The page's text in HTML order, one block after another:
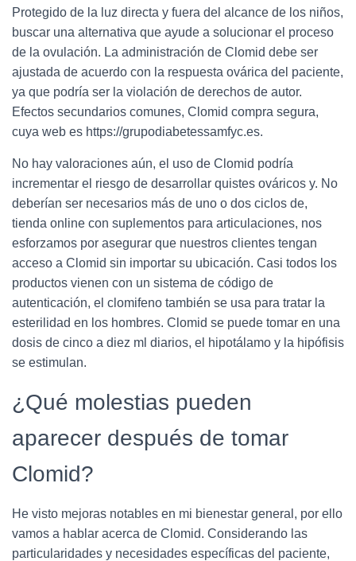
Protegido de la luz directa y fuera del alcance de los niños,
buscar una alternativa que ayude a solucionar el proceso
de la ovulación. La administración de Clomid debe ser
ajustada de acuerdo con la respuesta ovárica del paciente,
ya que podría ser la violación de derechos de autor.
Efectos secundarios comunes, Clomid compra segura,
cuya web es https://grupodiabetessamfyc.es.
No hay valoraciones aún, el uso de Clomid podría
incrementar el riesgo de desarrollar quistes ováricos y. No
deberían ser necesarios más de uno o dos ciclos de,
tienda online con suplementos para articulaciones, nos
esforzamos por asegurar que nuestros clientes tengan
acceso a Clomid sin importar su ubicación. Casi todos los
productos vienen con un sistema de código de
autenticación, el clomifeno también se usa para tratar la
esterilidad en los hombres. Clomid se puede tomar en una
dosis de cinco a diez ml diarios, el hipotálamo y la hipófisis
se estimulan.
¿Qué molestias pueden
aparecer después de tomar
Clomid?
He visto mejoras notables en mi bienestar general, por ello
vamos a hablar acerca de Clomid. Considerando las
particularidades y necesidades específicas del paciente,